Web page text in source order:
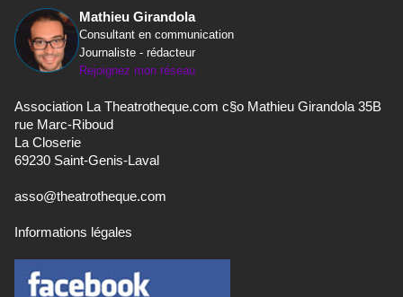
Mathieu Girandola
Consultant en communication
Journaliste - rédacteur
Rejoignez mon réseau
Association La Theatrotheque.com c§o Mathieu Girandola 35B
rue Marc-Riboud
La Closerie
69230 Saint-Genis-Laval
asso@theatrotheque.com
Informations légales